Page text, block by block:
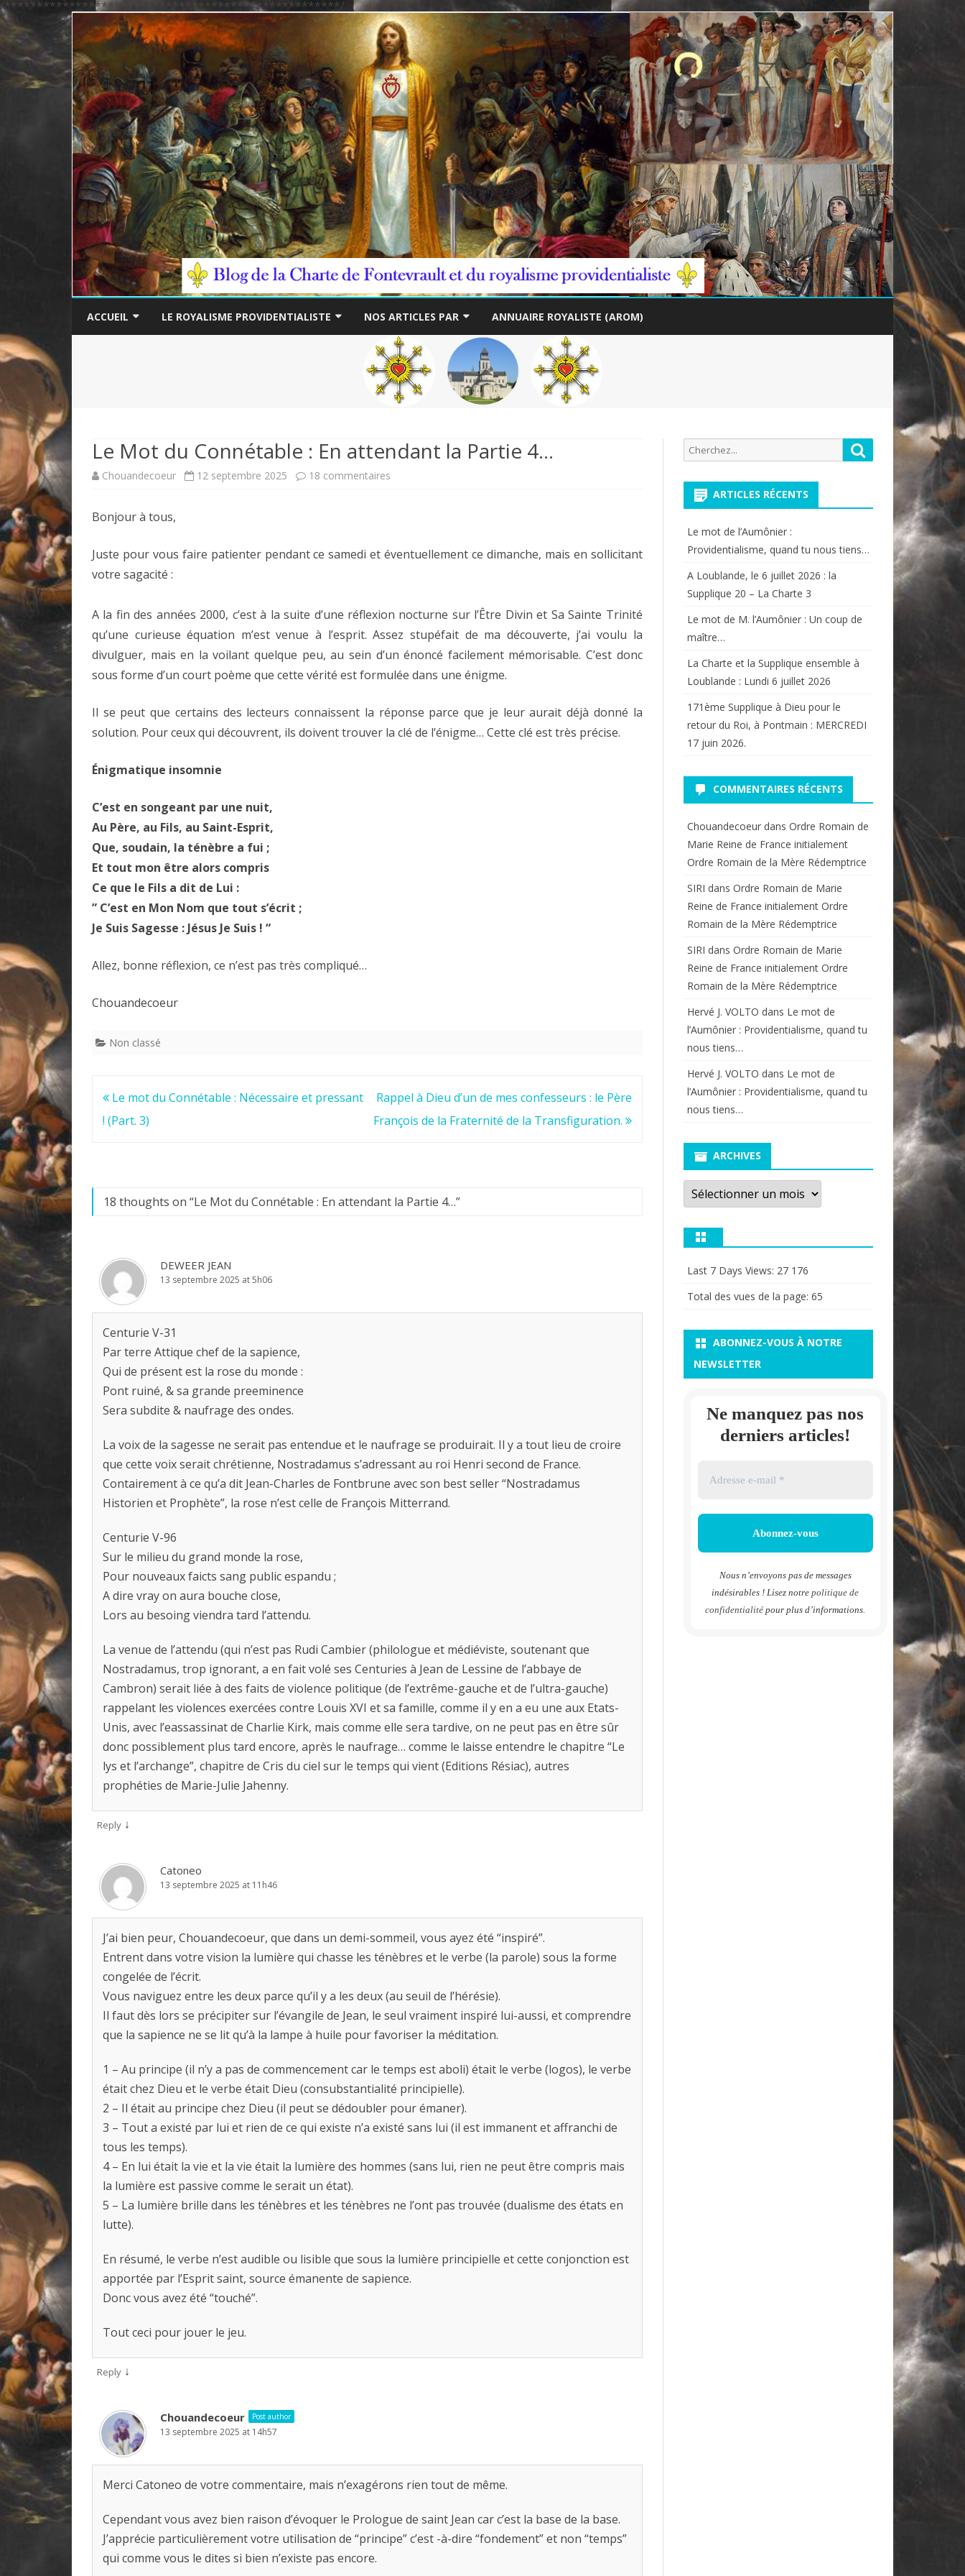
/****************************************************/
to
ACCUEIL LE ROYALISME PROVIDENTIALISTE NOS ARTICLES PAR
THÉME
AUTEUR
ANNUAIRE ROYALISTE (AROM)
Le Mot du Connétable : En attendant la Partie 4…
Chouandecoeur 12 septembre 2025 18 commentaires
du
attendant
la
Bonjour à tous,
Juste pour vous faire patienter pendant ce samedi et éventuellement ce dimanche, mais en sollicitant
votre sagacité :
A la fin des années 2000, c’est à la suite d’une réflexion nocturne sur l’Être Divin et Sa Sainte Trinité
qu’une curieuse équation m’est venue à l’esprit. Assez stupéfait de ma découverte, j’ai voulu la
divulguer, mais en la voilant quelque peu, au sein d’un énoncé facilement mémorisable. C’est donc
sous forme d’un court poème que cette vérité est formulée dans une énigme.
Il se peut que certains des lecteurs connaissent la réponse parce que je leur aurait déjà donné la
solution. Pour ceux qui découvrent, ils doivent trouver la clé de l’énigme… Cette clé est très précise.
Énigmatique insomnie
C’est en songeant par une nuit,
Au Père, au Fils, au Saint-Esprit,
Que, soudain, la ténèbre a fui ;
Et tout mon être alors compris
Ce que le Fils a dit de Lui :
” C’est en Mon Nom que tout s’écrit ;
Je Suis Sagesse : Jésus Je Suis ! “
Allez, bonne réflexion, ce n’est pas très compliqué…
Chouandecoeur
Non classé
Navigation
de
Le mot du Connétable : Nécessaire et pressant
! (Part. 3)
Rappel à Dieu d’un de mes confesseurs : le Père
François de la Fraternité de la Transfiguration.
18 thoughts on “Le Mot du Connétable : En attendant la Partie 4…”
DEWEER JEAN
13 septembre 2025 at 5h06
Centurie V-31
Par terre Attique chef de la sapience,
Qui de présent est la rose du monde :
Pont ruiné, & sa grande preeminence
Sera subdite & naufrage des ondes.
La voix de la sagesse ne serait pas entendue et le naufrage se produirait. Il y a tout lieu de croire
que cette voix serait chrétienne, Nostradamus s’adressant au roi Henri second de France.
Contairement à ce qu’a dit Jean-Charles de Fontbrune avec son best seller “Nostradamus
Historien et Prophète”, la rose n’est celle de François Mitterrand.
Centurie V-96
Sur le milieu du grand monde la rose,
Pour nouveaux faicts sang public espandu ;
A dire vray on aura bouche close,
Lors au besoing viendra tard l’attendu.
La venue de l’attendu (qui n’est pas Rudi Cambier (philologue et médiéviste, soutenant que
Nostradamus, trop ignorant, a en fait volé ses Centuries à Jean de Lessine de l’abbaye de
Cambron) serait liée à des faits de violence politique (de l’extrême-gauche et de l’ultra-gauche)
rappelant les violences exercées contre Louis XVI et sa famille, comme il y en a eu une aux Etats-
Unis, avec l’eassassinat de Charlie Kirk, mais comme elle sera tardive, on ne peut pas en être sûr
donc possiblement plus tard encore, après le naufrage… comme le laisse entendre le chapitre “Le
lys et l’archange”, chapitre de Cris du ciel sur le temps qui vient (Editions Résiac), autres
prophéties de Marie-Julie Jahenny.
Reply ↓
Catoneo
13 septembre 2025 at 11h46
J’ai bien peur, Chouandecoeur, que dans un demi-sommeil, vous ayez été “inspiré”.
Entrent dans votre vision la lumière qui chasse les ténèbres et le verbe (la parole) sous la forme
congelée de l’écrit.
Vous naviguez entre les deux parce qu’il y a les deux (au seuil de l’hérésie).
Il faut dès lors se précipiter sur l’évangile de Jean, le seul vraiment inspiré lui-aussi, et comprendre
que la sapience ne se lit qu’à la lampe à huile pour favoriser la méditation.
1 – Au principe (il n’y a pas de commencement car le temps est aboli) était le verbe (logos), le verbe
était chez Dieu et le verbe était Dieu (consubstantialité principielle).
2 – Il était au principe chez Dieu (il peut se dédoubler pour émaner).
3 – Tout a existé par lui et rien de ce qui existe n’a existé sans lui (il est immanent et affranchi de
tous les temps).
4 – En lui était la vie et la vie était la lumière des hommes (sans lui, rien ne peut être compris mais
la lumière est passive comme le serait un état).
5 – La lumière brille dans les ténèbres et les ténèbres ne l’ont pas trouvée (dualisme des états en
lutte).
En résumé, le verbe n’est audible ou lisible que sous la lumière principielle et cette conjonction est
apportée par l’Esprit saint, source émanente de sapience.
Donc vous avez été “touché”.
Tout ceci pour jouer le jeu.
Reply ↓
Chouandecoeur Post author
13 septembre 2025 at 14h57
Merci Catoneo de votre commentaire, mais n’exagérons rien tout de même.
Cependant vous avez bien raison d’évoquer le Prologue de saint Jean car c’est la base de la base.
J’apprécie particulièrement votre utilisation de “principe” c’est -à-dire “fondement” et non “temps”
qui comme vous le dites si bien n’existe pas encore.
Recherche
pour:
Rechercher
ARTICLES RÉCENTS
Le mot de l’Aumônier :
Providentialisme, quand tu nous tiens…
A Loublande, le 6 juillet 2026 : la
Supplique 20 – La Charte 3
Le mot de M. l’Aumônier : Un coup de
maître…
La Charte et la Supplique ensemble à
Loublande : Lundi 6 juillet 2026
171ème Supplique à Dieu pour le
retour du Roi, à Pontmain : MERCREDI
17 juin 2026.
COMMENTAIRES RÉCENTS
Chouandecoeurdans Ordre Romain de
Marie Reine de France initialement
Ordre Romain de la Mère Rédemptrice
SIRI dans Ordre Romain de Marie
Reine de France initialement Ordre
Romain de la Mère Rédemptrice
SIRI dans Ordre Romain de Marie
Reine de France initialement Ordre
Romain de la Mère Rédemptrice
Hervé J. VOLTO dans Le mot de
l’Aumônier : Providentialisme, quand tu
nous tiens…
Hervé J. VOLTO dans Le mot de
l’Aumônier : Providentialisme, quand tu
nous tiens…
ARCHIVES
Archives
Last 7 Days Views: 27 176
Total des vues de la page: 65
ABONNEZ-VOUS À NOTRE
NEWSLETTER
Ne manquez pas nos
derniers articles!
Nous n’envoyons pas de messages
indésirables ! Lisez notrepolitique de
confidentialité pour plus d’informations.